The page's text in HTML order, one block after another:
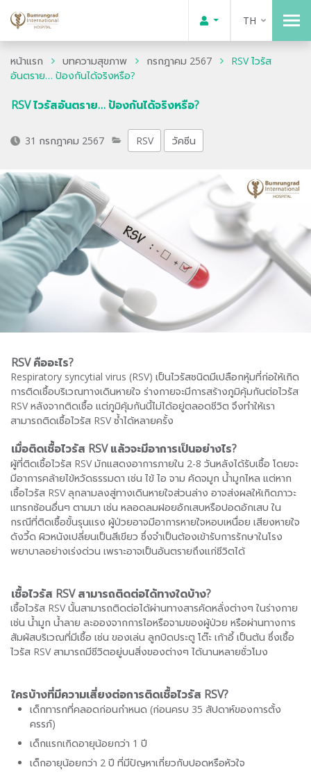
TH
หน้าแรก บทความสุขภาพ กรกฎาคม 2567
RSV ไวรัส
อันตราย… ป้องกันได้จริงหรือ?
RSV ไวรัสอันตราย… ป้องกันได้จริงหรือ?
31 กรกฎาคม 2567 RSV วัคซีน
RSV คืออะไร?
Respiratory syncytial virus (RSV) เป็นไวรัสชนิดมีเปลือกหุ้มที่ก่อให้เกิด
การติดเชื้อบริเวณทางเดินหายใจ ร่างกายจะมีการสร้างภูมิคุ้มกันต่อไวรัส
RSV หลังจากติดเชื้อ แต่ภูมิคุ้มกันนี้ไม่ได้อยู่ตลอดชีวิต จึงทำให้เรา
สามารถติดเชื้อไวรัส RSV ซ้ำได้หลายครั้ง
เมื่อติดเชื้อไวรัส RSV แล้วจะมีอาการเป็นอย่างไร?
ผู้ที่ติดเชื้อไวรัส RSV มักแสดงอาการภายใน 2-8 วันหลังได้รับเชื้อ โดยจะ
มีอาการคล้ายไข้หวัดธรรมดา เช่น ไข้ ไอ จาม คัดจมูก น้ำมูกไหล แต่หาก
เชื้อไวรัส RSV ลุกลามลงสู่ทางเดินหายใจส่วนล่าง อาจส่งผลให้เกิดภาวะ
แทรกซ้อนอื่นๆ ตามมา เช่น หลอดลมฝอยอักเสบหรือปอดอักเสบ ใน
กรณีที่ติดเชื้อขั้นรุนแรง ผู้ป่วยอาจมีอาการหายใจหอบเหนื่อย เสียงหายใจ
ดังวี้ด ผิวหนังเปลี่ยนเป็นสีเขียว ซึ่งจำเป็นต้องเข้ารับการรักษาในโรง
พยาบาลอย่างเร่งด่วน เพราะอาจเป็นอันตรายถึงแก่ชีวิตได้
เชื้อไวรัส RSV สามารถติดต่อได้ทางใดบ้าง?
เชื้อไวรัส RSV นั้นสามารถติดต่อได้ผ่านทางสารคัดหลั่งต่างๆ ในร่างกาย
เช่น น้ำมูก น้ำลาย ละอองจากการไอหรือจามของผู้ป่วย หรือผ่านทางการ
สัมผัสบริเวณที่มีเชื้อ เช่น ของเล่น ลูกบิดประตู โต๊ะ เก้าอี้ เป็นต้น ซึ่งเชื้อ
ไวรัส RSV สามารถมีชีวิตอยู่บนสิ่งของต่างๆ ได้นานหลายชั่วโมง
ใครบ้างที่มีความเสี่ยงต่อการติดเชื้อไวรัส RSV?
เด็กทารกที่คลอดก่อนกำหนด (ก่อนครบ 35 สัปดาห์ของการตั้ง
ครรภ์)
เด็กแรกเกิดอายุน้อยกว่า 1 ปี
เด็กอายุน้อยกว่า 2 ปี ที่มีปัญหาเกี่ยวกับปอดหรือหัวใจ